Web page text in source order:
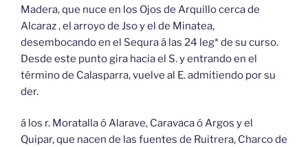
Madera, que nuce en los Ojos de Arquillo cerca de
Alcaraz , el arroyo de Jso y el de Minatea,
desembocando en el Sequra á las 24 leg* de su curso.
Desde este punto gira hacia el S. y entrando en el
término de Calasparra, vuelve al E. admitiendo por su
der.
á los r. Moratalla ó Alarave, Caravaca ó Argos y el
Quipar, que nacen de las fuentes de Ruitrera, Charco de